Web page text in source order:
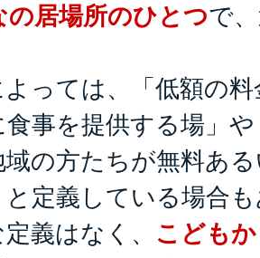
の居場所のひとつで
っては、「低額の
食事を提供する場」
の方たちが無料あ
定義している場合
義はなく、 こども